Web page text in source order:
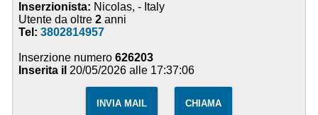
Inserzionista: Nicolas, - Italy
Utente da oltre2 anni
Tel:3802814957
Inserzione numero626203
Inserita il 20/05/2026 alle 17:37:06
INVIA MAIL CHIAMA